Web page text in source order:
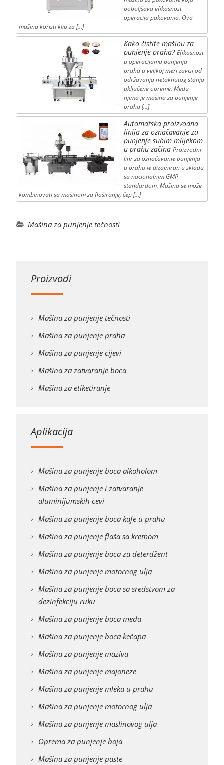
poboljšava efikasnost
operacija pakovanja. Ova
mašina koristi klip za […]
Kako čistite mašinu za
punjenje praha? Efikasnost
u operacijama punjenja
praha u velikoj meri zavisi od
održavanja netaknutog stanja
uključene opreme. Među
njima je mašina za punjenje
praha […]
Automatska proizvodna
linija za označavanje za
punjenje suhim mlijekom
u prahu začina Proizvodni
linr za označavanje punjenja
u prahu je dizajniran u skladu
sa nacionalnim GMP
standardom. Mašina se može
kombinovati sa mašinom za flaširanje, čep […]
Mašina za punjenje tečnosti
Proizvodi
Mašina za punjenje tečnosti
Mašina za punjenje praha
Mašina za punjenje cijevi
Mašina za zatvaranje boca
Mašina za etiketiranje
Aplikacija
Mašina za punjenje boca alkoholom
Mašina za punjenje i zatvaranje
aluminijumskih cevi
Mašina za punjenje boca kafe u prahu
Mašina za punjenje flaša sa kremom
Mašina za punjenje boca za deterdžent
Mašina za punjenje motornog ulja
Mašina za punjenje boca sa sredstvom za
dezinfekciju ruku
Mašina za punjenje boca meda
Mašina za punjenje boca kečapa
Mašina za punjenje maziva
Mašina za punjenje majoneze
Mašina za punjenje mleka u prahu
Mašina za punjenje motornog ulja
Mašina za punjenje maslinovog ulja
Oprema za punjenje boja
Mašina za punjenje paste